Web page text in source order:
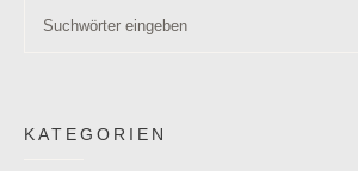
KATEGORIEN